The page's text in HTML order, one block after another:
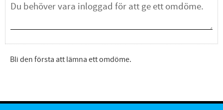
Bli den första att lämna ett omdöme.